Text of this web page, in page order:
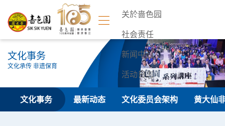
关於啬色园
社会责任
新闻中心
活动日志
联络我们
文化事务
文化承传 非遗保育
文化事务 最新动态 文化委员会架构 黄大仙